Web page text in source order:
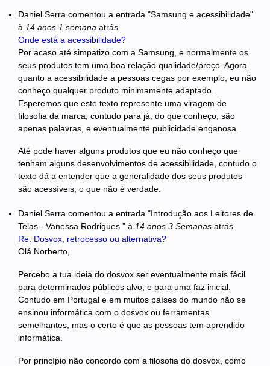
Daniel Serra comentou a entrada "Samsung e acessibilidade"
à 14 anos 1 semana atrás
Onde está a acessibilidade?
Por acaso até simpatizo com a Samsung, e normalmente os
seus produtos tem uma boa relação qualidade/preço. Agora
quanto a acessibilidade a pessoas cegas por exemplo, eu não
conheço qualquer produto minimamente adaptado.
Esperemos que este texto represente uma viragem de
filosofia da marca, contudo para já, do que conheço, são
apenas palavras, e eventualmente publicidade enganosa.
Até pode haver alguns produtos que eu não conheço que
tenham alguns desenvolvimentos de acessibilidade, contudo o
texto dá a entender que a generalidade dos seus produtos
são acessíveis, o que não é verdade.
Daniel Serra comentou a entrada "Introdução aos Leitores de
Telas - Vanessa Rodrigues " à 14 anos 3 Semanas atrás
Re: Dosvox, retrocesso ou alternativa?
Olá Norberto,
Percebo a tua ideia do dosvox ser eventualmente mais fácil
para determinados públicos alvo, e para uma faz inicial.
Contudo em Portugal e em muitos países do mundo não se
ensinou informática com o dosvox ou ferramentas
semelhantes, mas o certo é que as pessoas tem aprendido
informática.
Por princípio não concordo com a filosofia do dosvox, como